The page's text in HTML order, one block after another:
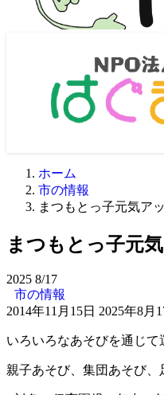
ホーム
市の情報
まつもとっ子元気ア
まつもとっ子元
2025 8/17
市の情報
2014年11月15日 2025年8月
いろいろなあそびを通じて
親子あそび、集団あそび